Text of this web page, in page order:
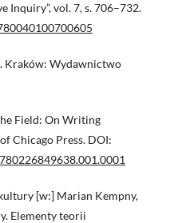
Inquiry”, vol. 7, s. 706–732.
Kraków: Wydawnictwo
Field: On Writing
Chicago Press. DOI:
[w:] Marian Kempny,
Elementy teorii